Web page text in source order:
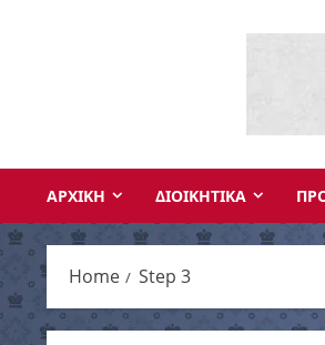
ΑΡΧΙΚΗ ΔΙΟΙΚΗΤΙΚΑ
Home Step 3